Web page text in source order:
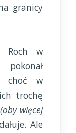
granicy
Roch w
choć w
trochę
(oby więcej
Ale